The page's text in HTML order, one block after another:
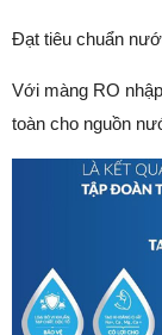
Đạt tiêu chuẩn
Với màng RO
toàn cho nguồn